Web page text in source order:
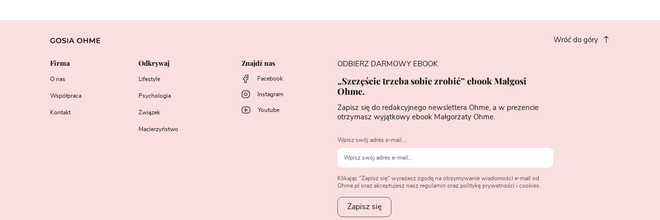
Wróć do góry
Firma
O nas
Współpraca
Kontakt
Odkrywaj
Lifestyle
Psychologia
Związek
Macierzyństwo
Znajdź nas
Facebook
Instagram
Youtube
ODBIERZ DARMOWY EBOOK
„Szczęście trzeba sobie zrobić” ebook Małgosi
Ohme.
Zapisz się do redakcyjnego newslettera Ohme, a w prezencie
otrzymasz wyjątkowy ebook Małgorzaty Ohme.
Wpisz swój adres e-mail...
Klikając "Zapisz się" wyrażasz zgodę na otrzymywanie wiadomości e-mail od
Ohme.pl oraz akceptujesz nasz regulamin oraz politykę prywatności i cookies.
Zapisz się